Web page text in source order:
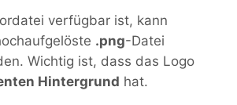
verfügbar ist, kann
.png-Datei
Wichtig ist, dass das Logo
Hintergrund hat.